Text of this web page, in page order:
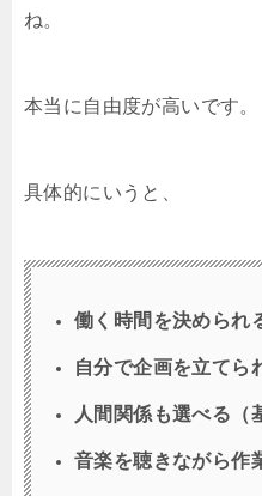
ね。
本当に自由度が高いです。
具体的にいうと、
働く時間を決められ
自分で企画を立てら
人間関係も選べる（
音楽を聴きながら作